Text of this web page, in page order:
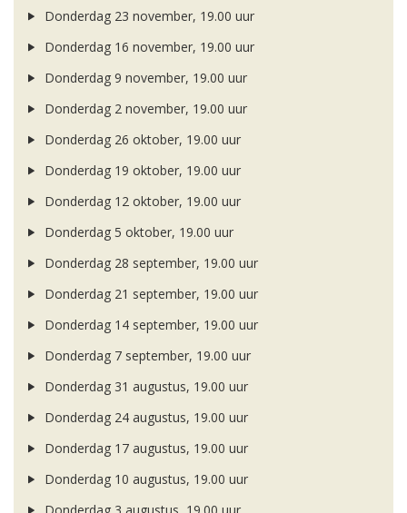
Donderdag 23 november, 19.00 uur
Donderdag 16 november, 19.00 uur
Donderdag 9 november, 19.00 uur
Donderdag 2 november, 19.00 uur
Donderdag 26 oktober, 19.00 uur
Donderdag 19 oktober, 19.00 uur
Donderdag 12 oktober, 19.00 uur
Donderdag 5 oktober, 19.00 uur
Donderdag 28 september, 19.00 uur
Donderdag 21 september, 19.00 uur
Donderdag 14 september, 19.00 uur
Donderdag 7 september, 19.00 uur
Donderdag 31 augustus, 19.00 uur
Donderdag 24 augustus, 19.00 uur
Donderdag 17 augustus, 19.00 uur
Donderdag 10 augustus, 19.00 uur